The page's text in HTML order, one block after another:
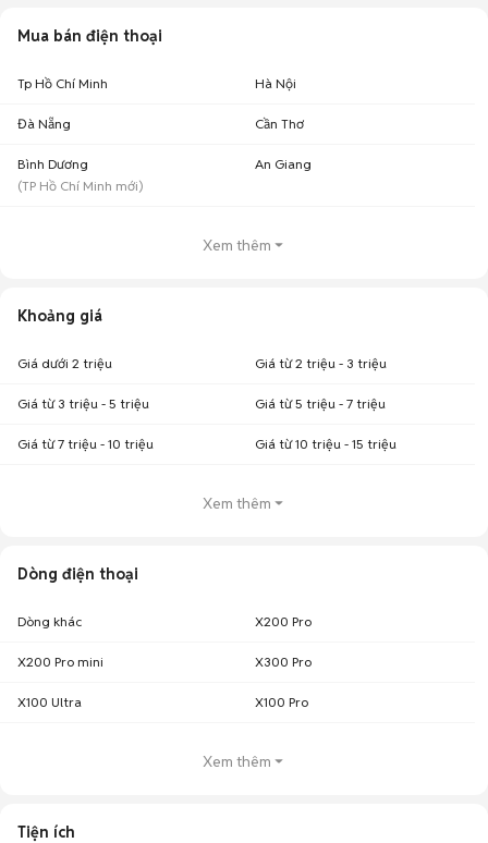
Mua bán điện thoại
Tp Hồ Chí Minh Hà Nội
Đà Nẵng Cần Thơ
Bình Dương
(TP Hồ Chí Minh mới)
An Giang
Xem thêm
Khoảng giá
Giá dưới 2 triệu Giá từ 2 triệu - 3 triệu
Giá từ 3 triệu - 5 triệu Giá từ 5 triệu - 7 triệu
Giá từ 7 triệu - 10 triệu Giá từ 10 triệu - 15 triệu
Xem thêm
Dòng điện thoại
Dòng khác X200 Pro
X200 Pro mini X300 Pro
X100 Ultra X100 Pro
Xem thêm
Tiện ích